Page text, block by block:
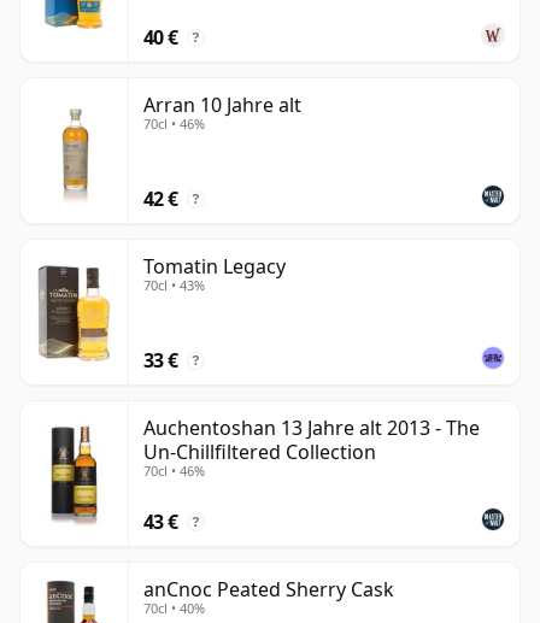
40 € ?
Arran 10 Jahre alt
70cl • 46%
42 € ?
Tomatin Legacy
70cl • 43%
33 € ?
Auchentoshan 13 Jahre alt 2013 - The
Un-Chillfiltered Collection
70cl • 46%
43 € ?
anCnoc Peated Sherry Cask
70cl • 40%